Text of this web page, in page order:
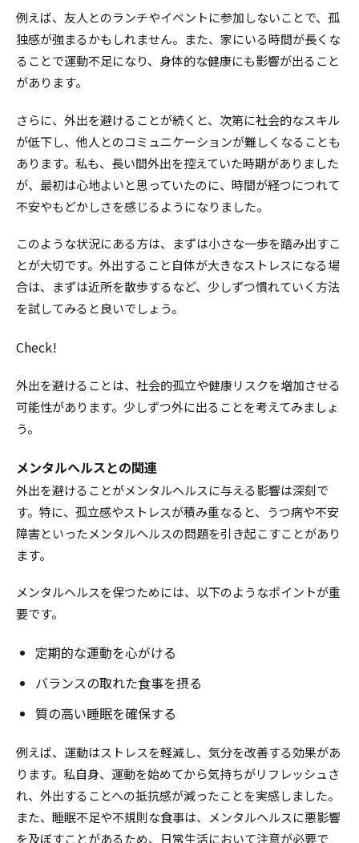
例えば、友人とのランチやイベントに参加しないことで、孤
独感が強まるかもしれません。また、家にいる時間が長くな
ることで運動不足になり、身体的な健康にも影響が出ること
があります。
さらに、外出を避けることが続くと、次第に社会的なスキル
が低下し、他人とのコミュニケーションが難しくなることも
あります。私も、長い間外出を控えていた時期がありました
が、最初は心地よいと思っていたのに、時間が経つにつれて
不安やもどかしさを感じるようになりました。
このような状況にある方は、まずは小さな一歩を踏み出すこ
とが大切です。外出すること自体が大きなストレスになる場
合は、まずは近所を散歩するなど、少しずつ慣れていく方法
を試してみると良いでしょう。
Check!
外出を避けることは、社会的孤立や健康リスクを増加させる
可能性があります。少しずつ外に出ることを考えてみましょ
う。
メンタルヘルスとの関連
外出を避けることがメンタルヘルスに与える影響は深刻で
す。特に、孤立感やストレスが積み重なると、うつ病や不安
障害といったメンタルヘルスの問題を引き起こすことがあり
ます。
メンタルヘルスを保つためには、以下のようなポイントが重
要です。
定期的な運動を心がける
バランスの取れた食事を摂る
質の高い睡眠を確保する
例えば、運動はストレスを軽減し、気分を改善する効果があ
ります。私自身、運動を始めてから気持ちがリフレッシュさ
れ、外出することへの抵抗感が減ったことを実感しました。
また、睡眠不足や不規則な食事は、メンタルヘルスに悪影響
を及ぼすことがあるため、日常生活において注意が必要で